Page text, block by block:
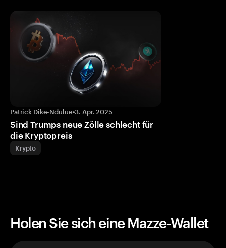
Patrick Dike-Ndulue•3. Apr. 2025
Sind Trumps neue Zölle schlecht für
die Kryptopreis
Krypto
Holen Sie sich eine Mazze-Wallet